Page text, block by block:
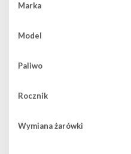
Marka
Model
Paliwo
Rocznik
Wymiana żarówki